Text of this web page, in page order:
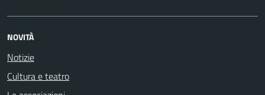
NOVITÀ
Notizie
Cultura e teatro